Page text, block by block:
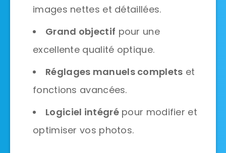
images nettes et détaillées.
Grand objectif pour une
excellente qualité optique.
Réglages manuels complets et
fonctions avancées.
Logiciel intégrépour modifier et
optimiser vos photos.